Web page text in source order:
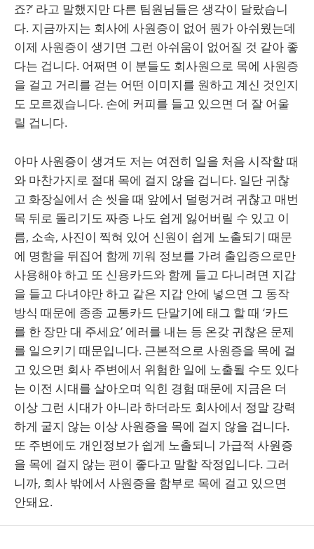
죠?’ 라고 말했지만 다른 팀원님들은 생각이 달랐습니
다. 지금까지는 회사에 사원증이 없어 뭔가 아쉬웠는데
이제 사원증이 생기면 그런 아쉬움이 없어질 것 같아 좋
다는 겁니다. 어쩌면 이 분들도 회사원으로 목에 사원증
을 걸고 거리를 걷는 어떤 이미지를 원하고 계신 것인지
도 모르겠습니다. 손에 커피를 들고 있으면 더 잘 어울
릴 겁니다.
아마 사원증이 생겨도 저는 여전히 일을 처음 시작할 때
와 마찬가지로 절대 목에 걸지 않을 겁니다. 일단 귀찮
고 화장실에서 손 씻을 때 앞에서 덜렁거려 귀찮고 매번
목 뒤로 돌리기도 짜증 나도 쉽게 잃어버릴 수 있고 이
름, 소속, 사진이 찍혀 있어 신원이 쉽게 노출되기 때문
에 명함을 뒤집어 함께 끼워 정보를 가려 출입증으로만
사용해야 하고 또 신용카드와 함께 들고 다니려면 지갑
을 들고 다녀야만 하고 같은 지갑 안에 넣으면 그 동작
방식 때문에 종종 교통카드 단말기에 태그 할 때 ‘카드
를 한 장만 대 주세요’ 에러를 내는 등 온갖 귀찮은 문제
를 일으키기 때문입니다. 근본적으로 사원증을 목에 걸
고 있으면 회사 주변에서 위험한 일에 노출될 수도 있다
는 이전 시대를 살아오며 익힌 경험 때문에 지금은 더
이상 그런 시대가 아니라 하더라도 회사에서 정말 강력
하게 굴지 않는 이상 사원증을 목에 걸지 않을 겁니다.
또 주변에도 개인정보가 쉽게 노출되니 가급적 사원증
을 목에 걸지 않는 편이 좋다고 말할 작정입니다. 그러
니까, 회사 밖에서 사원증을 함부로 목에 걸고 있으면
안돼요.